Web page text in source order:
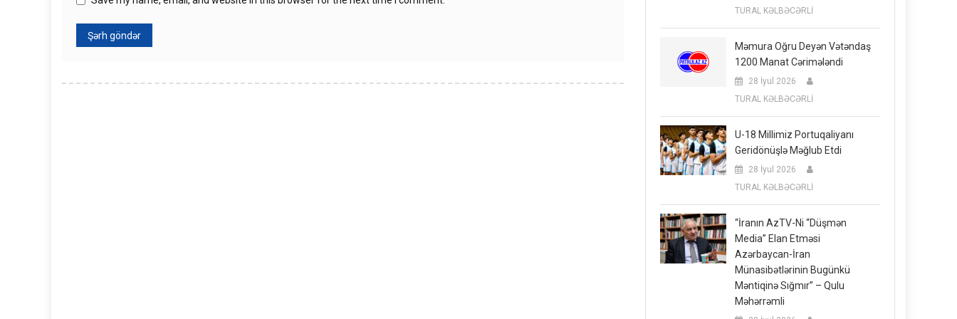
TURAL KƏLBƏCƏRLİ
Məmura Oğru Deyən Vətəndaş
1200 Manat Cərimələndi
28 İyul 2026
TURAL KƏLBƏCƏRLİ
U-18 Millimiz Portuqaliyanı
Geridönüşlə Məğlub Etdi
28 İyul 2026
TURAL KƏLBƏCƏRLİ
“İranın AzTV-Ni “düşmən
Media” Elan Etməsi
Azərbaycan-İran
Münasibətlərinin Bugünkü
Məntiqinə Sığmır” – Qulu
Məhərrəmli